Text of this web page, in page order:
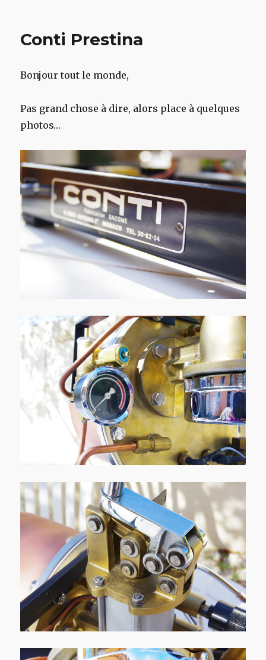
Conti Prestina
Bonjour tout le monde,
Pas grand chose à dire, alors place à quelques
photos…